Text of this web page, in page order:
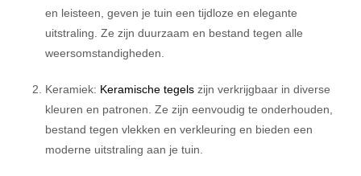
en leisteen, geven je tuin een tijdloze en elegante
uitstraling. Ze zijn duurzaam en bestand tegen alle
weersomstandigheden.
Keramiek: Keramische tegels zijn verkrijgbaar in diverse
kleuren en patronen. Ze zijn eenvoudig te onderhouden,
bestand tegen vlekken en verkleuring en bieden een
moderne uitstraling aan je tuin.